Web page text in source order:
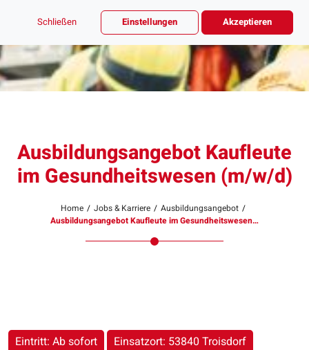
Ausbildungsangebot Kaufleute
im Gesundheitswesen (m/w/d)
Home / Jobs & Karriere / Ausbildungsangebot /
Ausbildungsangebot Kaufleute im Gesundheitswesen…
Eintritt: Ab sofort Einsatzort: 53840 Troisdorf
Schließen Einstellungen Akzeptieren